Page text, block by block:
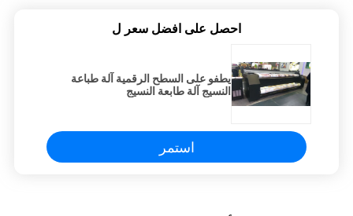
احصل على افضل سعر ل
يطفو على السطح الرقمية آلة طباعة
النسيج آلة طابعة النسيج
استمر